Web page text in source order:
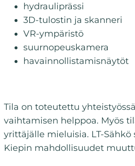
hydrauliprässi
3D-tulostin ja skanneri
VR-ympäristö
suurnopeuskamera
havainnollistamisnäytöt
Tila on toteutettu yhteistyössä
vaihtamisen helppoa. Myös
yrittäjälle mieluisia. LT-
Kiepin mahdollisuudet